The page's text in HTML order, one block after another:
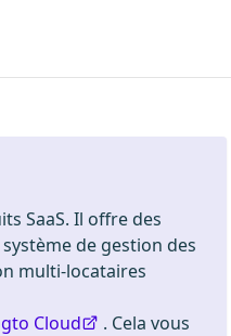
SaaS. Il offre des
de gestion des
multi-locataires
Cloud
. Cela vous